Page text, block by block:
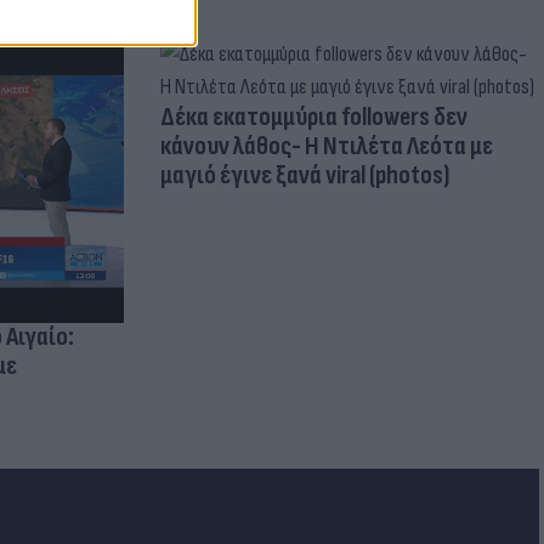
Δέκα εκατομμύρια followers δεν
κάνουν λάθος- Η Ντιλέτα Λεότα με
μαγιό έγινε ξανά viral (photos)